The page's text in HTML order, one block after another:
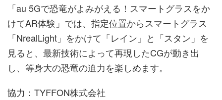
「au 5Gで恐竜がよみがえる！スマートグラスをか
けてAR体験」では、指定位置からスマートグラス
「NrealLight」をかけて「レイン」と「スタン」を
見ると、最新技術によって再現したCGが動き出
し、等身大の恐竜の迫力を楽しめます。
協力：TYFFON株式会社